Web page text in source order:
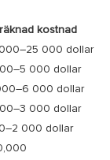
kostnad
000–25 000 dollar
000 dollar
000 dollar
000 dollar
000 dollar